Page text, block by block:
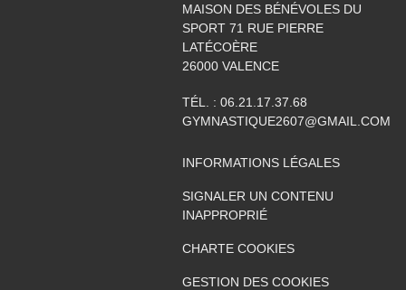
MAISON DES BÉNÉVOLES DU
SPORT 71 RUE PIERRE
LATÉCOÈRE
26000 VALENCE
TÉL. : 06.21.17.37.68
GYMNASTIQUE2607@GMAIL.COM
INFORMATIONS LÉGALES
SIGNALER UN CONTENU
INAPPROPRIÉ
CHARTE COOKIES
GESTION DES COOKIES